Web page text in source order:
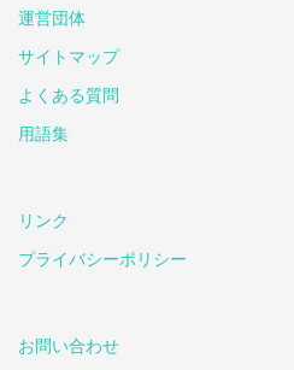
運営団体
サイトマップ
よくある質問
用語集
リンク
プライバシーポリシー
お問い合わせ